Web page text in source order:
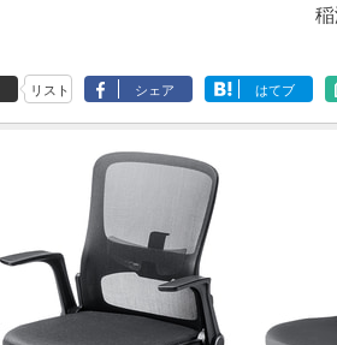
リスト シェア はてブ